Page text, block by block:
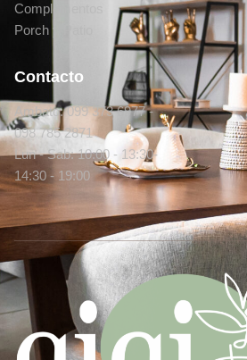
Complementos
Porch y Patio
Contacto
Ambato: 099 373 6977 -
098 785 2871
Lun - Sab: 10:00 - 13:30-
14:30 - 19:00